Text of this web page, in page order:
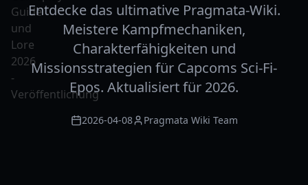
Entdecke das ultimative Pragmata-Wiki.
Meistere Kampfmechaniken,
Charakterfähigkeiten und
Missionsstrategien für Capcoms Sci-Fi-
Epos. Aktualisiert für 2026.
2026-04-08 Pragmata Wiki Team